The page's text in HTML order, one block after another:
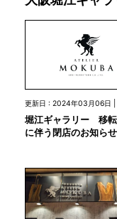
更新日 : 2024年03月06日 |
堀江ギャラリー 移
に伴う閉店のお知らせ